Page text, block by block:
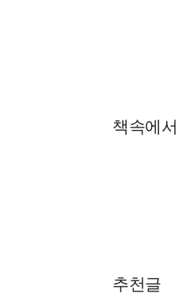
책속에서
추천글